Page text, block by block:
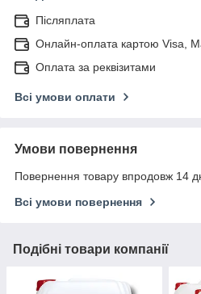
Післяплата
Онлайн-оплата картою Visa,
Оплата за реквізитами
Всі умови оплати
Умови повернення
Повернення товару впродовж 14
Всі умови повернення
Подібні товари компанії